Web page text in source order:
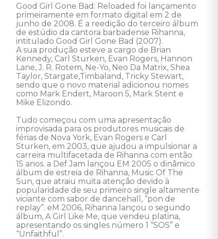
Good Girl Gone Bad: Reloaded foi lançamento
primeiramente em formato digital em 2 de
junho de 2008. É a reedição do terceiro álbum
de estúdio da cantora barbadense Rihanna,
intitulado Good Girl Gone Bad (2007).
A sua produção esteve a cargo de Brian
Kennedy, Carl Sturken, Evan Rogers, Hannon
Lane, J. R. Rotem, Ne-Yo, Neo Da Matrix, Shea
Taylor, Stargate,Timbaland, Tricky Stewart,
sendo que o novo material adicionou nomes
como Mark Endert, Maroon 5, Mark Stent e
Mike Elizondo.
Tudo começou com uma apresentação
improvisada para os produtores musicais de
férias de Nova York, Evan Rogers e Carl
Sturken, em 2003, que ajudou a impulsionar a
carreira multifacetada de Rihanna com então
15 anos. a Def Jam lançou EM 2005 o dinâmico
álbum de estreia de Rihanna, Music Of The
Sun, que atraiu muita atenção devido à
popularidade de seu primeiro single altamente
viciante com sabor de dancehall, “pon de
replay”. eM 2006, Rihanna lançou o segundo
álbum, A Girl Like Me, que vendeu platina,
apresentando os singles número 1 “SOS” e
“Unfaithful”.